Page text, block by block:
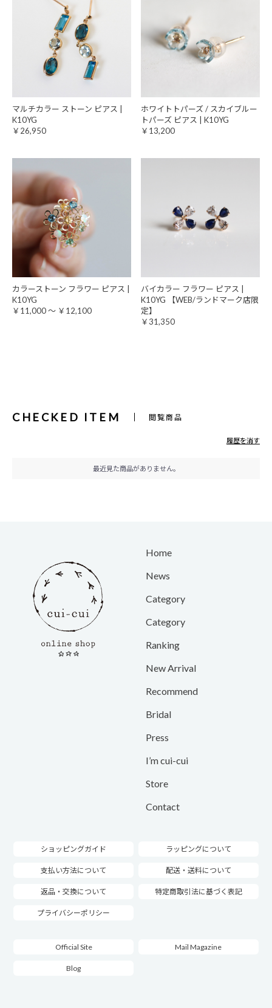
マルチカラー ストーン ピアス |
K10YG
￥26,950
ホワイトトパーズ / スカイブルー
トパーズ ピアス | K10YG
￥13,200
カラーストーン フラワー ピアス |
K10YG
￥11,000 ～ ￥12,100
バイカラー フラワー ピアス |
K10YG 【WEB/ランドマーク店限
定】
￥31,350
CHECKED ITEM 閲覧商品
履歴を消す
最近見た商品がありません。
Home
News
Category
Category
Ranking
New Arrival
Recommend
Bridal
Press
I’m cui-cui
Store
Contact
ショッピングガイド ラッピングについて
支払い方法について 配送・送料について
返品・交換について 特定商取引法に基づく表記
プライバシーポリシー
Official Site Mail Magazine
Blog